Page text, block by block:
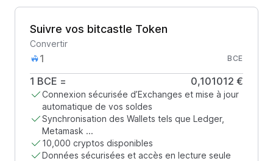
Suivre vos bitcastle Token
Convertir
BCE
1 BCE = 0,101012 €
Connexion sécurisée d’Exchanges et mise à jour
automatique de vos soldes
Synchronisation des Wallets tels que Ledger,
Metamask ...
10,000 cryptos disponibles
Données sécurisées et accès en lecture seule